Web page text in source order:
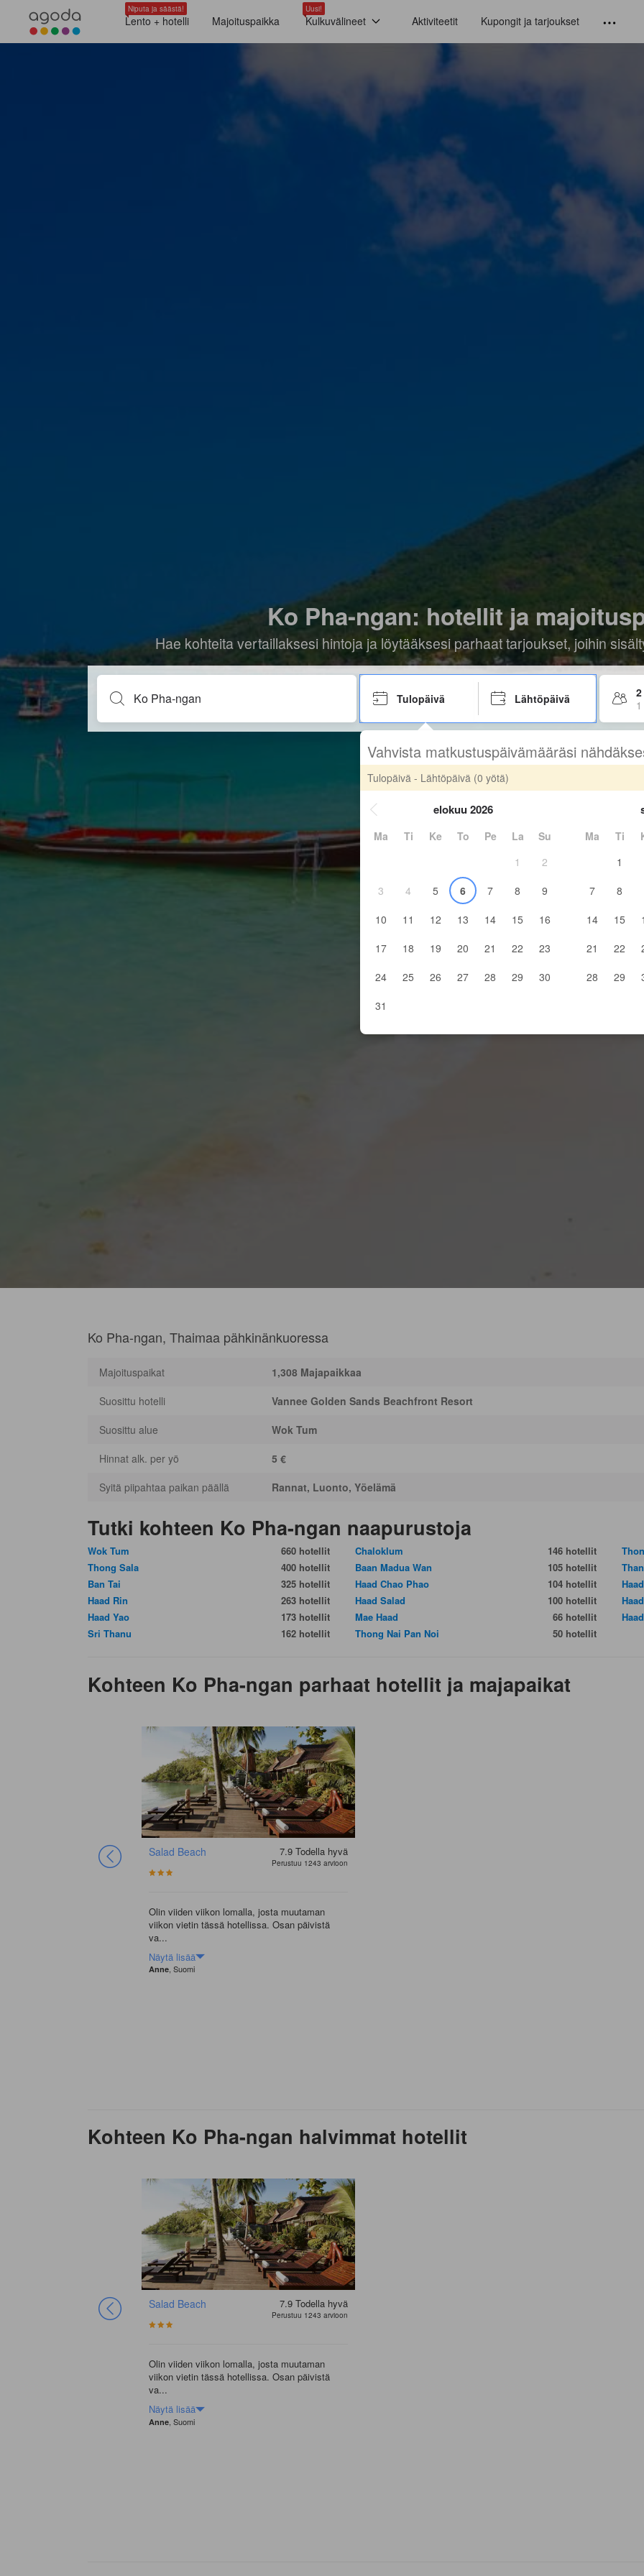
Niputa ja säästä!
Lento + hotelli Majoituspaikka
Uusi!
Kulkuvälineet Aktiviteetit Kupongit ja tarjoukset
Ko Pha-ngan: hotellit ja
Hae kohteita vertaillaksesi hintoja ja löytääksesi parhaat tarjoukset, joihin
Tulopäivä Lähtöpäivä
Vahvista matkustuspäivämääräsi
Tulopäivä - Lähtöpäivä (0 yötä)
elokuu 2026
Ma Ti Ke To Pe La
Su
1
2
3
4 5 6 7 8
9
10
11 12 13 14 15
16
17
18 19 20 21 22
23
24
25 26 27 28 29
30
31
Ma Ti
1
7
8
14
15
21
22
28
29
Ko Pha-ngan, Thaimaa pähkinänkuoressa
Majoituspaikat
1,308 Majapaikkaa
Suosittu hotelli
Vannee Golden Sands Beachfront Resort
Suosittu alue
Wok Tum
Hinnat alk. per yö
5 €
Syitä piipahtaa paikan päällä
Rannat, Luonto, Yöelämä
Tutki kohteen Ko Pha-ngan naapurustoja
Wok Tum
660 hotellit
Thong Sala
400 hotellit
Ban Tai
325 hotellit
Haad Rin
263 hotellit
Haad Yao
173 hotellit
Sri Thanu
162 hotellit
Chaloklum
146 hotellit
Baan Madua Wan
105 hotellit
Haad Chao Phao
104 hotellit
Haad Salad
100 hotellit
Mae Haad
66 hotellit
Thong Nai Pan Noi
50 hotellit
Kohteen Ko Pha-ngan parhaat hotellit ja majapaikat
Salad Beach 7.9 Todella hyvä
Perustuu 1243 arvioon
Olin viiden viikon lomalla, josta muutaman
viikon vietin tässä hotellissa. Osan päivistä
va...
Näytä lisää
Anne, Suomi
Kohteen Ko Pha-ngan halvimmat hotellit
Salad Beach 7.9 Todella hyvä
Perustuu 1243 arvioon
Olin viiden viikon lomalla, josta muutaman
viikon vietin tässä hotellissa. Osan päivistä
va...
Näytä lisää
Anne , Suomi